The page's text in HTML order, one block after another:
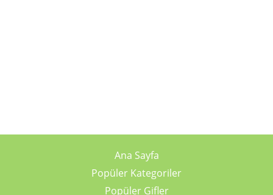
Ana Sayfa
Popüler Kategoriler
Popüler Gifler